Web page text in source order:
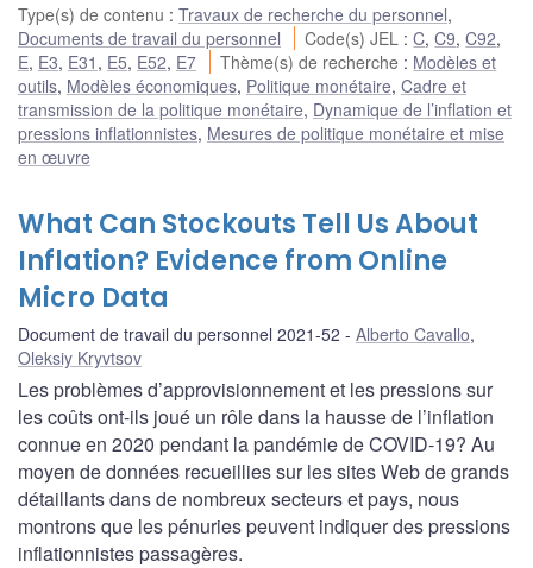
Type(s) de contenu : Travaux de recherche du personnel,
Documents de travail du personnel
Code(s) JEL :C,C9,C92,
E, E3, E31 , E5, E52, E7 Thème(s) de recherche : Modèles et
outils, Modèles économiques, Politique monétaire, Cadre et
transmission de la politique monétaire, Dynamique de l’inflation et
pressions inflationnistes, Mesures de politique monétaire et mise
en œuvre
What Can Stockouts Tell Us About
Inflation? Evidence from Online
Micro Data
Document de travail du personnel 2021-52 Alberto Cavallo,
Oleksiy Kryvtsov
Les problèmes d’approvisionnement et les pressions sur
les coûts ont-ils joué un rôle dans la hausse de l’inflation
connue en 2020 pendant la pandémie de COVID-19? Au
moyen de données recueillies sur les sites Web de grands
détaillants dans de nombreux secteurs et pays, nous
montrons que les pénuries peuvent indiquer des pressions
inflationnistes passagères.